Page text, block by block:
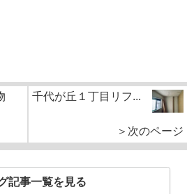
千代が丘１丁目リフ...
＞次のページ
記事一覧を見る